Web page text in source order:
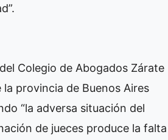
Colegio de Abogados Zárate
provincia de Buenos Aires
“la adversa situación del
de jueces produce la falta